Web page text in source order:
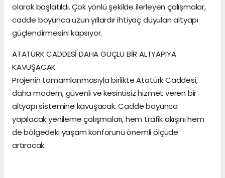
olarak başlatıldı. Çok yönlü şekilde ilerleyen çalışmalar,
cadde boyunca uzun yıllardır ihtiyaç duyulan altyapı
güçlendirmesini kapsıyor.
ATATÜRK CADDESİ DAHA GÜÇLÜ BİR ALTYAPIYA
KAVUŞACAK
Projenin tamamlanmasıyla birlikte Atatürk Caddesi,
daha modern, güvenli ve kesintisiz hizmet veren bir
altyapı sistemine kavuşacak. Cadde boyunca
yapılacak yenileme çalışmaları, hem trafik akışını hem
de bölgedeki yaşam konforunu önemli ölçüde
artıracak.